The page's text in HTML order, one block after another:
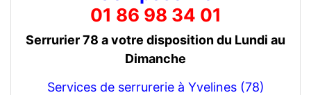
01 86 98 34 01
Serrurier 78 a votre disposition du Lundi au
Dimanche
Services de serrurerie à Yvelines (78)